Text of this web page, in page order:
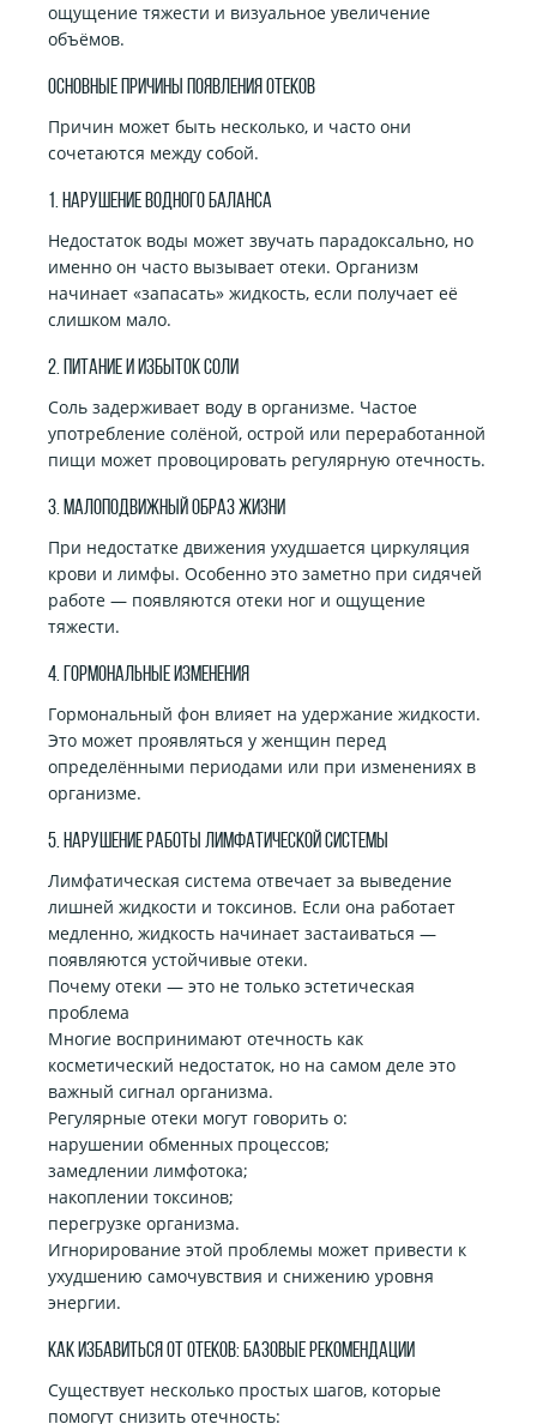
ощущение тяжести и визуальное увеличение
объёмов.
Основные причины появления отеков
Причин может быть несколько, и часто они
сочетаются между собой.
1. Нарушение водного баланса
Недостаток воды может звучать парадоксально, но
именно он часто вызывает отеки. Организм
начинает «запасать» жидкость, если получает её
слишком мало.
2. Питание и избыток соли
Соль задерживает воду в организме. Частое
употребление солёной, острой или переработанной
пищи может провоцировать регулярную отечность.
3. Малоподвижный образ жизни
При недостатке движения ухудшается циркуляция
крови и лимфы. Особенно это заметно при сидячей
работе — появляются отеки ног и ощущение
тяжести.
4. Гормональные изменения
Гормональный фон влияет на удержание жидкости.
Это может проявляться у женщин перед
определёнными периодами или при изменениях в
организме.
5. Нарушение работы лимфатической системы
Лимфатическая система отвечает за выведение
лишней жидкости и токсинов. Если она работает
медленно, жидкость начинает застаиваться —
появляются устойчивые отеки.
Почему отеки — это не только эстетическая
проблема
Многие воспринимают отечность как
косметический недостаток, но на самом деле это
важный сигнал организма.
Регулярные отеки могут говорить о:
нарушении обменных процессов;
замедлении лимфотока;
накоплении токсинов;
перегрузке организма.
Игнорирование этой проблемы может привести к
ухудшению самочувствия и снижению уровня
энергии.
Как избавиться от отеков: базовые рекомендации
Существует несколько простых шагов, которые
помогут снизить отечность: